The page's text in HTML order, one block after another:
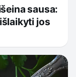
sausa:
jos